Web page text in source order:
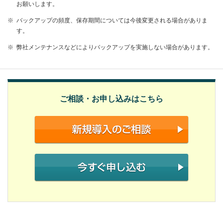
お願いします。
※ バックアップの頻度、保存期間については今後変更される場合がありま
す。
※ 弊社メンテナンスなどによりバックアップを実施しない場合があります。
ご相談・お申し込みはこちら